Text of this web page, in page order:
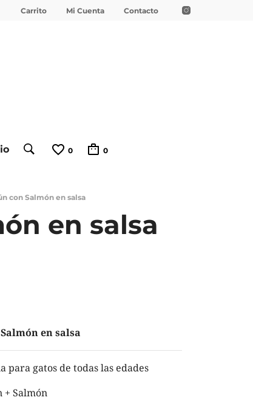
Carrito Mi Cuenta Contacto
0 0
con Salmón en salsa
en salsa
en salsa
gatos de todas las edades
+ Salmón